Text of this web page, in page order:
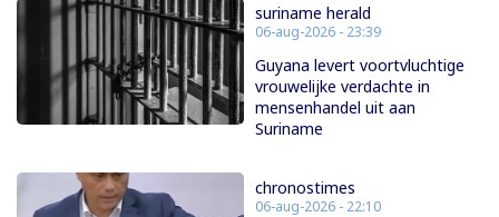
suriname herald
06-aug-2026 - 23:39
Guyana levert voortvluchtige
vrouwelijke verdachte in
mensenhandel uit aan
Suriname
chronostimes
06-aug-2026 - 22:10